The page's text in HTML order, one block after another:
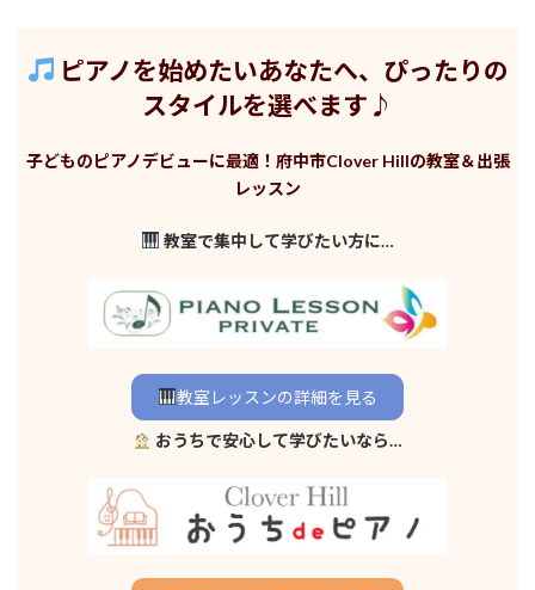
ピアノを始めたいあなたへ、ぴったりの
スタイルを選べます♪
子どものピアノデビューに最適！府中市Clover Hillの教室＆出張
レッスン
教室で集中して学びたい方に…
教室レッスンの詳細を見る
おうちで安心して学びたいなら…